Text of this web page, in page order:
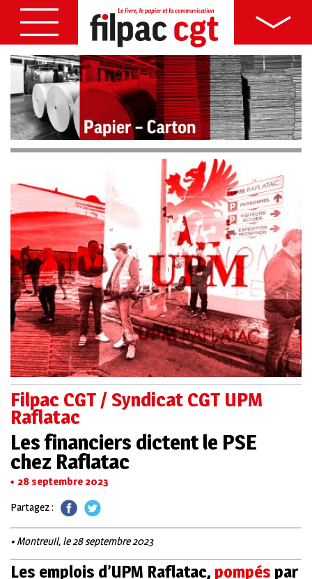
Filpac CGT / Syndicat CGT UPM
Raflatac
Les financiers dictent le PSE
chez Raflatac
28 septembre 2023
Partagez :
• Montreuil, le 28 septembre 2023
Les emplois d’UPM Raflatac, pompés par